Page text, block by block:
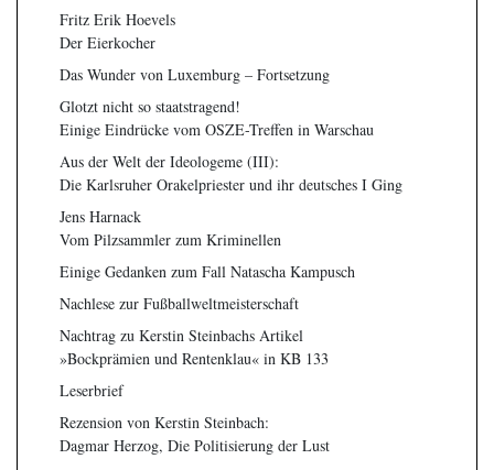
Fritz Erik Hoevels
Der Eierkocher
Das Wunder von Luxemburg – Fortsetzung
Glotzt nicht so staatstragend!
Einige Eindrücke vom OSZE-Treffen in Warschau
Aus der Welt der Ideologeme (III):
Die Karlsruher Orakelpriester und ihr deutsches I Ging
Jens Harnack
Vom Pilzsammler zum Kriminellen
Einige Gedanken zum Fall Natascha Kampusch
Nachlese zur Fußballweltmeisterschaft
Nachtrag zu Kerstin Steinbachs Artikel
»Bockprämien und Rentenklau« in KB 133
Leserbrief
Rezension von Kerstin Steinbach:
Dagmar Herzog, Die Politisierung der Lust